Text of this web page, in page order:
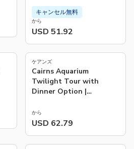
から
USD 51.92
キャンセル無料
ケアンズ
Cairns Aquarium
Twilight Tour with
Dinner Option |
から
USD 62.79
5.0(2)